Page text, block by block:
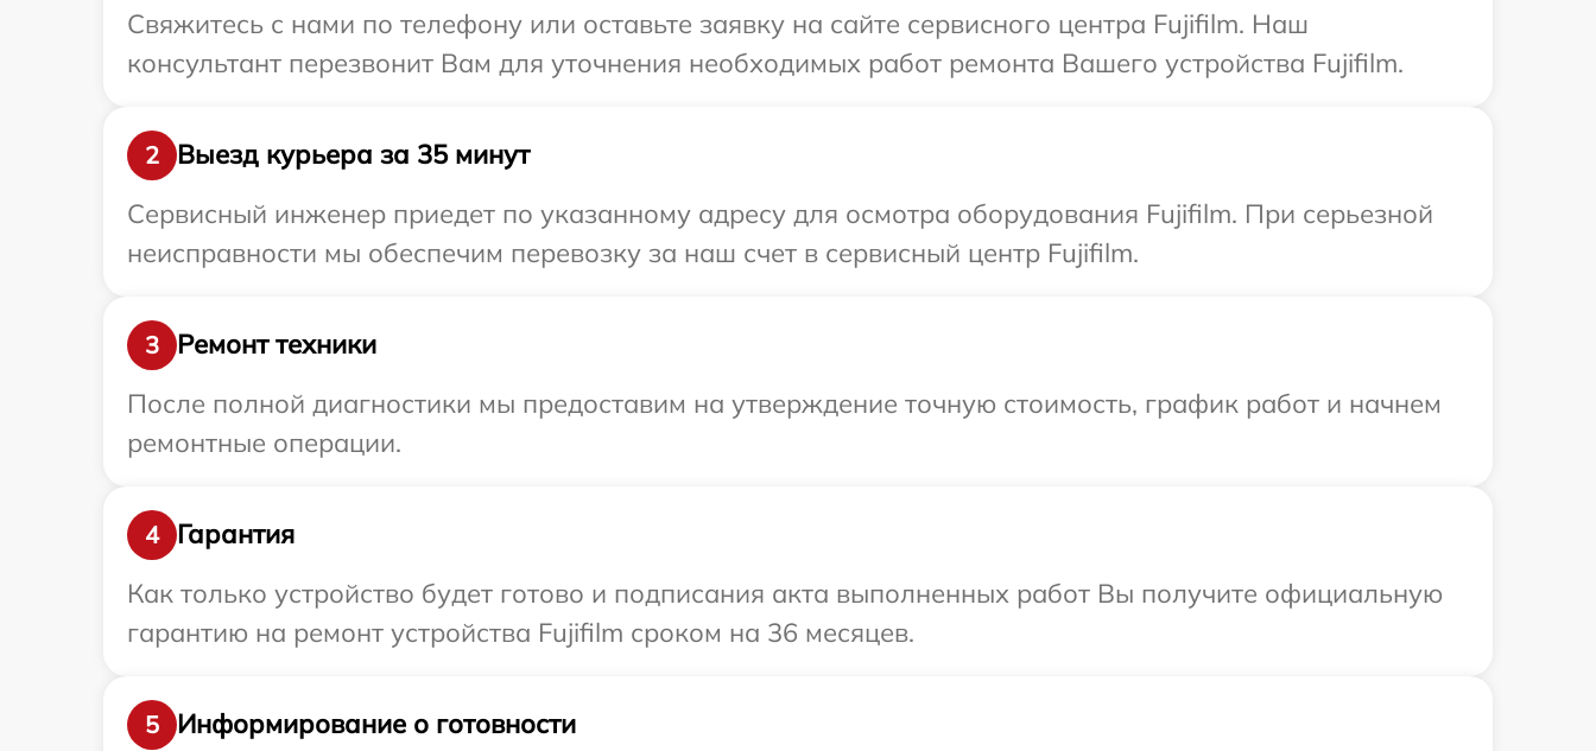
Свяжитесь с нами по телефону или оставьте заявку на сайте сервисного центра Fujifilm. Наш
консультант перезвонит Вам для уточнения необходимых работ ремонта Вашего устройства Fujifilm.
2
Выезд курьера за 35 минут
Сервисный инженер приедет по указанному адресу для осмотра оборудования Fujifilm. При серьезной
неисправности мы обеспечим перевозку за наш счет в сервисный центр Fujifilm.
3
Ремонт техники
После полной диагностики мы предоставим на утверждение точную стоимость, график работ и начнем
ремонтные операции.
4
Гарантия
Как только устройство будет готово и подписания акта выполненных работ Вы получите официальную
гарантию на ремонт устройства Fujifilm сроком на 36 месяцев.
5
Информирование о готовности